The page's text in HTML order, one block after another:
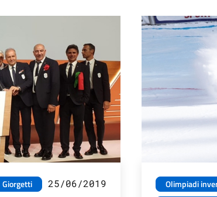
Giorgetti 25/06/2019
Olimpiadi